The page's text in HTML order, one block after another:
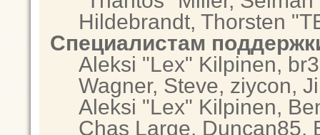
Hildebrandt, Thorsten
Специалистам
Aleksi "Lex" Kilpinen,
Wagner, Steve, ziycon,
Aleksi "Lex" Kilpinen,
Chas Large, Duncan85,